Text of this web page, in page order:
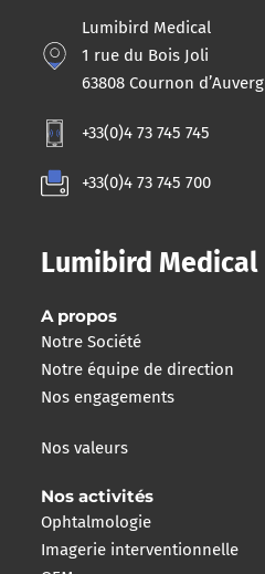
Lumibird Medical
1 rue du Bois Joli
63808 Cournon
+33(0)4 73 745 745
+33(0)4 73 745 700
Lumibird Medical
A propos
Notre Société
Notre équipe de direction
Nos engagements
Nos valeurs
Nos activités
Ophtalmologie
Imagerie interventionnelle